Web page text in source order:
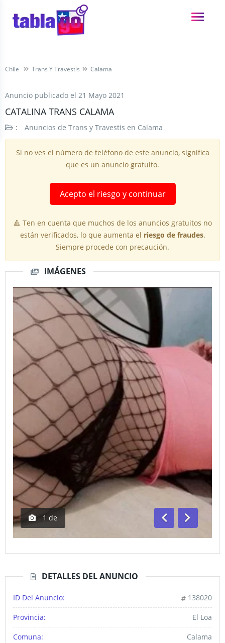
Chile Trans Y Travestis Calama
Anuncio publicado el 21 Mayo 2021
CATALINA TRANS CALAMA
: Anuncios de Trans y Travestis en Calama
Si no ves el número de teléfono de este anuncio, significa
que es un anuncio gratuito.
Acepto el riesgo y continuar
🔺 Ten en cuenta que muchos de los anuncios gratuitos no
están verificados, lo que aumenta el riesgo de fraudes.
Siempre procede con precaución.
IMÁGENES
1 de
AnteriorSiguiente
DETALLES DEL ANUNCIO
ID Del Anuncio: 138020
Provincia: El Loa
Comuna: Calama